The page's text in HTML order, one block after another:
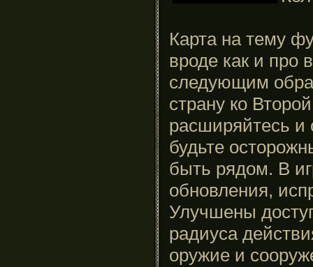
Карта на тему
вроде как и про
следующим
страну ко Второй
расширяйтесь и
будьте
быть рядом. В
обновления, и
Улучшены д
радиуса
оружие и